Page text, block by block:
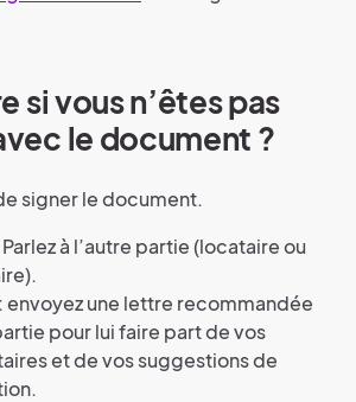
si vous n’êtes pas
le document ?
signer le document.
à l’autre partie (locataire ou
envoyez une lettre recommandée
pour lui faire part de vos
et de vos suggestions de